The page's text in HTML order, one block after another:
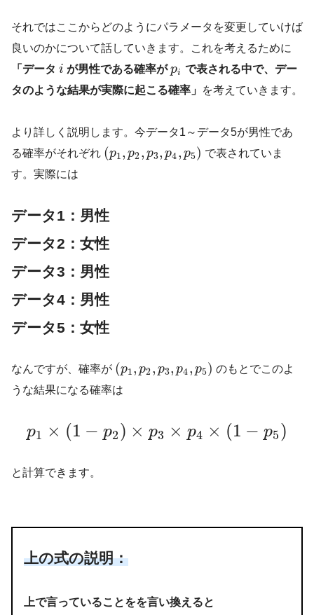
それではここからどのようにパラメータを変更していけば
良いのかについて話していきます。これを考えるために
「データ i が男性である確率がpi で表される中で、デー
タのような結果が実際に起こる確率」 を考えていきます。
より詳しく説明します。今データ1～データ5が男性であ
る確率がそれぞれ (p1, p2 , p3, p4, p5) で表されていま
す。実際には
データ1：男性
データ2：女性
データ3：男性
データ4：男性
データ5：女性
なんですが、確率が (p1, p2 , p3, p4, p5) のもとでこのよ
うな結果になる確率は
p1 × (1 − p2) × p3 × p4 × (1 − p5)
と計算できます。
上の式の説明：
上で言っていることをを言い換えると